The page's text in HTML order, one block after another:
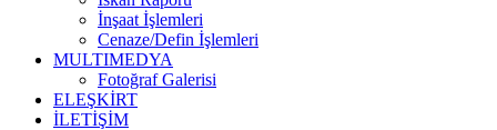
İnşaat İşlemleri
Cenaze/Defin İşlemleri
MULTIMEDYA
Fotoğraf Galerisi
ELEŞKİRT
İLETİŞİM